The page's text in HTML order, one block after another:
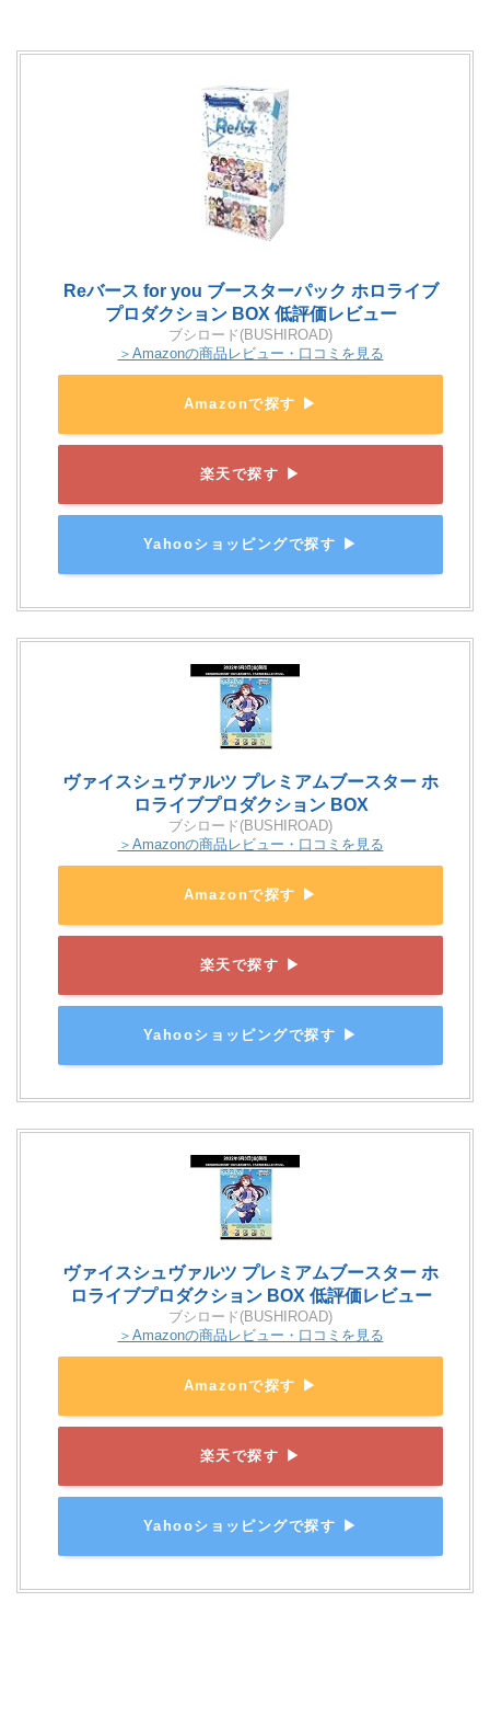
Reバース for you ブースターパック ホロライブ
プロダクション BOX 低評価レビュー
ブシロード(BUSHIROAD)
＞Amazonの商品レビュー・口コミを見る
Amazonで探す ▶
楽天で探す ▶
Yahooショッピングで探す ▶
ヴァイスシュヴァルツ プレミアムブースター ホ
ロライブプロダクション BOX
ブシロード(BUSHIROAD)
＞Amazonの商品レビュー・口コミを見る
Amazonで探す ▶
楽天で探す ▶
Yahooショッピングで探す ▶
ヴァイスシュヴァルツ プレミアムブースター ホ
ロライブプロダクション BOX 低評価レビュー
ブシロード(BUSHIROAD)
＞Amazonの商品レビュー・口コミを見る
Amazonで探す ▶
楽天で探す ▶
Yahooショッピングで探す ▶